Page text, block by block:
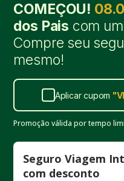
COMEÇOU!
dos Pais com
Compre seu
mesmo!
Aplicar cupom "
Promoção válida por tempo
Seguro Viagem
com desconto